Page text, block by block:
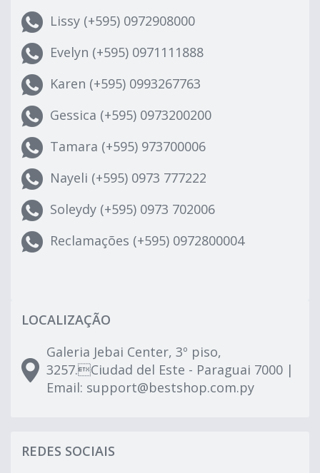
Lissy (+595) 0972908000
Evelyn (+595) 0971111888
Karen (+595) 0993267763
Gessica (+595) 0973200200
Tamara (+595) 973700006
Nayeli (+595) 0973 777222
Soleydy (+595) 0973 702006
Reclamações (+595) 0972800004
LOCALIZAÇÃO
Galeria Jebai Center, 3º piso,
3257.Ciudad del Este - Paraguai 7000 |
Email: support@bestshop.com.py
REDES SOCIAIS